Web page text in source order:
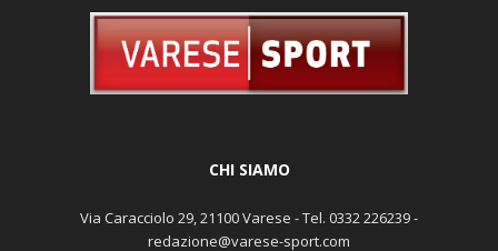
CHI SIAMO
Via Caracciolo 29, 21100 Varese - Tel. 0332 226239 -
redazione@varese-sport.com